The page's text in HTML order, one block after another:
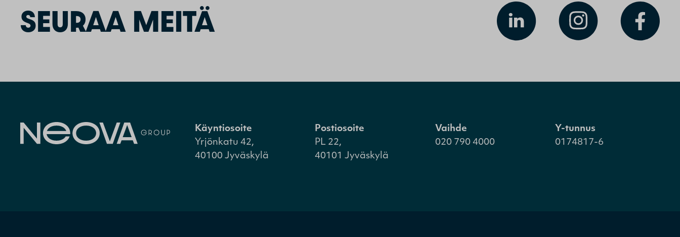
SEURAA MEITÄ
Käyntiosoite
Yrjönkatu 42,
40100 Jyväskylä
Postiosoite
PL 22,
40101 Jyväskylä
Vaihde
020 790 4000
Y-tunnus
0174817-6